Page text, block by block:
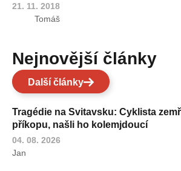
21. 11. 2018
Tomáš
Nejnovější články
Další články
Tragédie na Svitavsku: Cyklista
příkopu, našli ho kolemjdoucí
04. 08. 2026
Jan